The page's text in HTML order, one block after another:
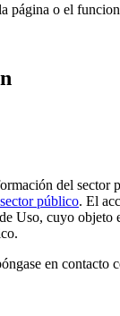
página o el
del
público. El
Uso, cuyo
en